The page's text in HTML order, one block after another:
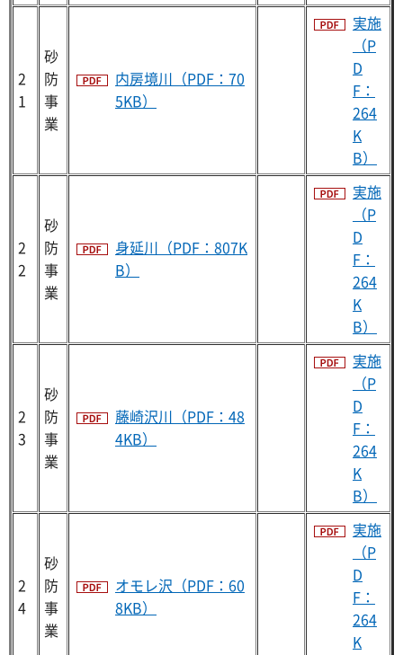
2
1
砂
防
事
業
内房境川（PDF：70
5KB）
実施
（P
D
F：
264
K
B）
2
2
砂
防
事
業
身延川（PDF：807K
B）
実施
（P
D
F：
264
K
B）
2
3
砂
防
事
業
藤崎沢川（PDF：48
4KB）
実施
（P
D
F：
264
K
B）
2
4
砂
防
事
業
オモレ沢（PDF：60
8KB）
実施
（P
D
F：
264
K